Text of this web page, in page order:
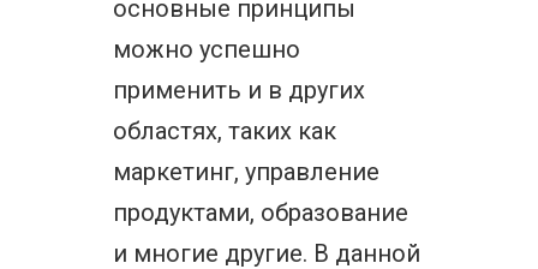
основные принципы
можно успешно
применить и в других
областях, таких как
маркетинг, управление
продуктами, образование
и многие другие. В данной